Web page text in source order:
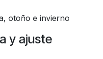
otoño e invierno
y ajuste